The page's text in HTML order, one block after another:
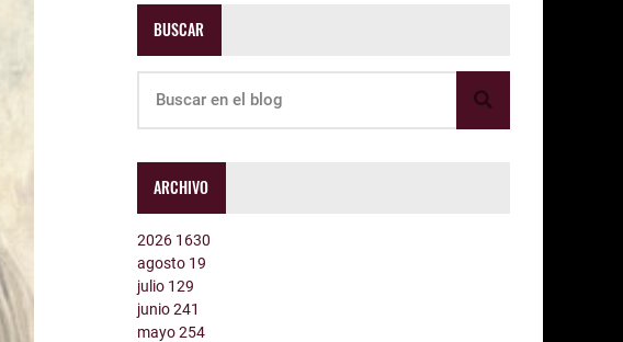
BUSCAR
ARCHIVO
2026 1630
agosto 19
julio 129
junio241
mayo254